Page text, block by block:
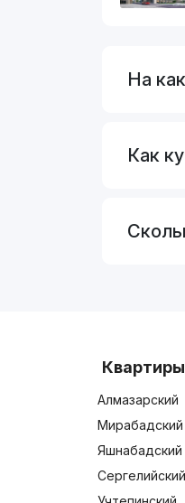
На
Как
Алмазарский
Мирабадский
Яшнабадский
Сергелийский